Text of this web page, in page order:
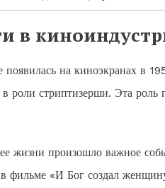
в
на киноэкранах в
роли стриптизерши. Эта роль
жизни произошло важное
в фильме «И Бог создал